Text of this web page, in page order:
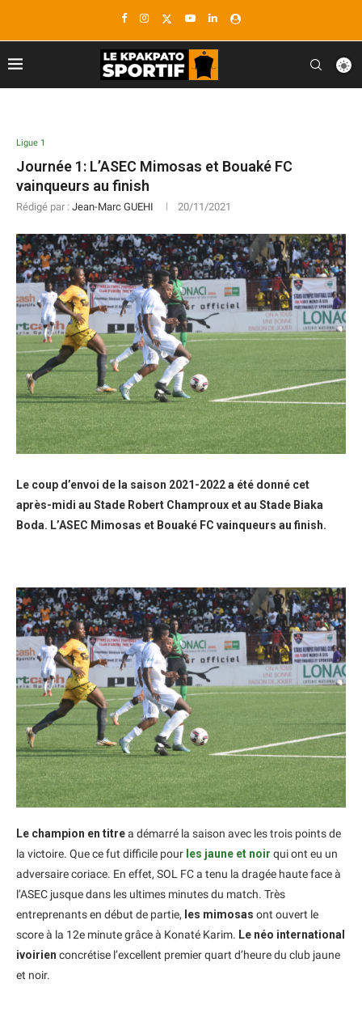
Ligue 1
Journée 1: L’ASEC Mimosas et Bouaké FC
vainqueurs au finish
Rédigé par : Jean-Marc GUEHI 20/11/2021
Le coup d’envoi de la saison 2021-2022 a été donné cet
après-midi au Stade Robert Champroux et au Stade Biaka
Boda. L’ASEC Mimosas et Bouaké FC vainqueurs au finish.
Le champion en titrea démarré la saison avec les trois points de
la victoire. Que ce fut difficile pour les jaune et noir qui ont eu un
adversaire coriace. En effet, SOL FC a tenu la dragée haute face à
l’ASEC jusque dans les ultimes minutes du match. Très
entreprenants en début de partie, les mimosas ont ouvert le
score à la 12e minute grâce à Konaté Karim. Le néo international
ivoirien concrétise l’excellent premier quart d’heure du club jaune
et noir.